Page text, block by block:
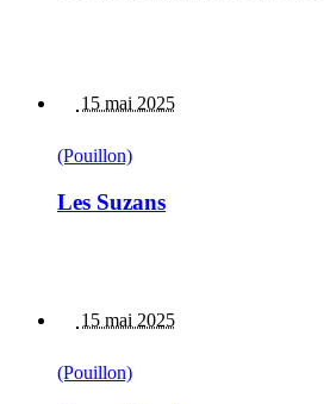
15 mai 2025
(Pouillon)
Les Suzans
15 mai 2025
(Pouillon)